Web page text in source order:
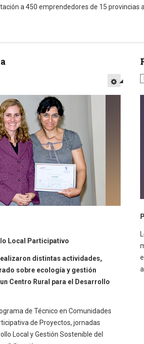
a 450 emprendedores de 15 provincias
Local Participativo
distintas actividades,
sobre ecología y gestión
Centro Rural para el Desarrollo
de Técnico en Comunidades
de Proyectos, jornadas
Local y Gestión Sostenible del